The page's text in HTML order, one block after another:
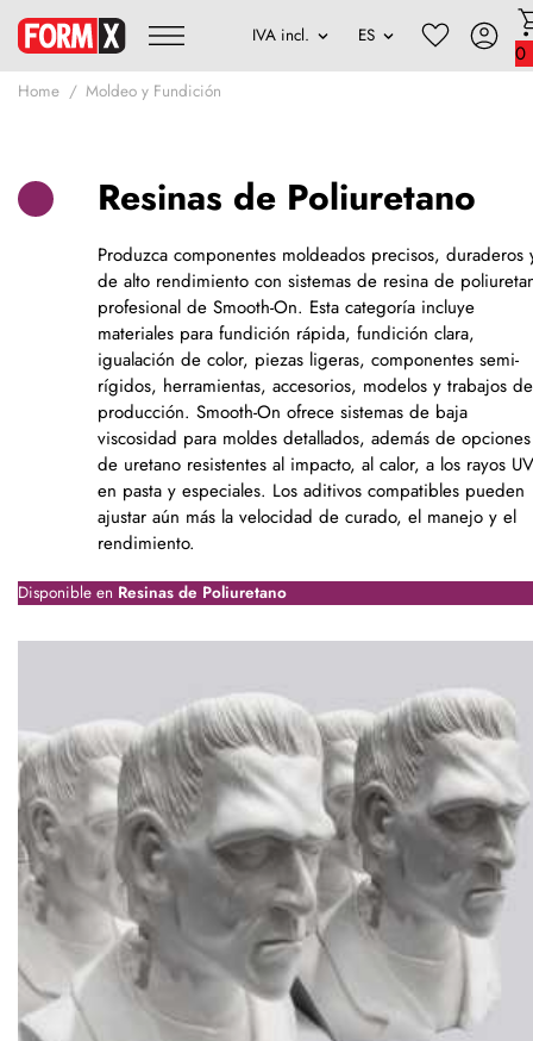
0
Home Moldeo y Fundición
Resinas de Poliuretano
Produzca componentes moldeados precisos, duraderos
de alto rendimiento con sistemas de resina de
profesional de Smooth-On. Esta categoría incluye
materiales para fundición rápida, fundición clara,
igualación de color, piezas ligeras, componentes semi-
rígidos, herramientas, accesorios, modelos y trabajos de
producción. Smooth-On ofrece sistemas de baja
viscosidad para moldes detallados, además de opciones
de uretano resistentes al impacto, al calor, a los rayos
en pasta y especiales. Los aditivos compatibles pueden
ajustar aún más la velocidad de curado, el manejo y el
rendimiento.
Disponible en Resinas de Poliuretano